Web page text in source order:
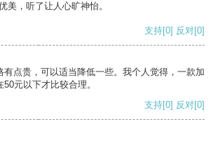
美，听了让人心旷神怡。
支持[0] 反对[0]
有点贵，可以适当降低一些。我个人觉得，一款加
元以下才比较合理。
支持[0] 反对[0]